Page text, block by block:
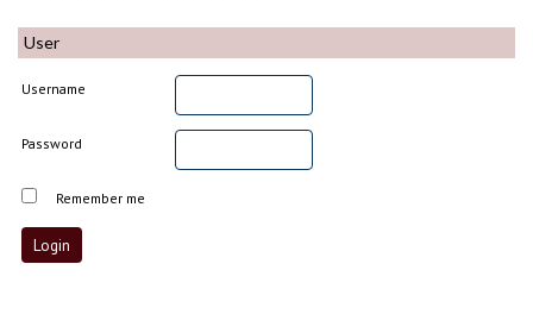
User
Username
Password
Remember me